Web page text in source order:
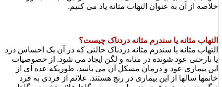
خلاصه از آن به عنوان التهاب مثانه یاد می کنیم.
التهاب مثانه یا سندرم مثانه دردناک چیست؟
التهاب مثانه یا سندرم مثانه دردناک حالتی که در آن یک احساس درد
یا نارحتی عود شونده در مثانه و لگن ایجاد می شود. از خصوصیات
این بیماری عود و درمان مشکل آن می باشد. طوریکه عده ای از
خانمها سالها از این بیماری در رنج هستند. علائم از فردی به فرد